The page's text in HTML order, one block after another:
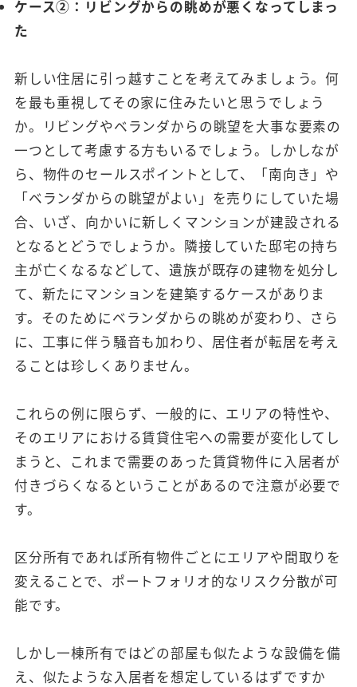
ケース②：リビングからの眺めが悪くなってしまっ
た
新しい住居に引っ越すことを考えてみましょう。何
を最も重視してその家に住みたいと思うでしょう
か。リビングやベランダからの眺望を大事な要素の
一つとして考慮する方もいるでしょう。しかしなが
ら、物件のセールスポイントとして、「南向き」や
「ベランダからの眺望がよい」を売りにしていた場
合、いざ、向かいに新しくマンションが建設される
となるとどうでしょうか。隣接していた邸宅の持ち
主が亡くなるなどして、遺族が既存の建物を処分し
て、新たにマンションを建築するケースがありま
す。そのためにベランダからの眺めが変わり、さら
に、工事に伴う騒音も加わり、居住者が転居を考え
ることは珍しくありません。
これらの例に限らず、一般的に、エリアの特性や、
そのエリアにおける賃貸住宅への需要が変化してし
まうと、これまで需要のあった賃貸物件に入居者が
付きづらくなるということがあるので注意が必要で
す。
区分所有であれば所有物件ごとにエリアや間取りを
変えることで、ポートフォリオ的なリスク分散が可
能です。
しかし一棟所有ではどの部屋も似たような設備を備
え、似たような入居者を想定しているはずですか